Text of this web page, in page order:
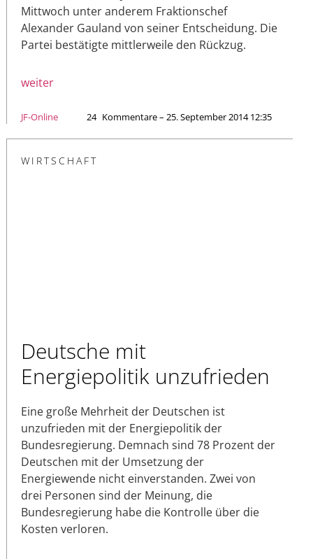
Mittwoch unter anderem Fraktionschef
Alexander Gauland von seiner Entscheidung. Die
Partei bestätigte mittlerweile den Rückzug.
weiter
JF-Online 24 Kommentare – 25. September 2014 12:35
WIRTSCHAFT
Deutsche mit
Energiepolitik unzufrieden
Eine große Mehrheit der Deutschen ist
unzufrieden mit der Energiepolitik der
Bundesregierung. Demnach sind 78 Prozent der
Deutschen mit der Umsetzung der
Energiewende nicht einverstanden. Zwei von
drei Personen sind der Meinung, die
Bundesregierung habe die Kontrolle über die
Kosten verloren.